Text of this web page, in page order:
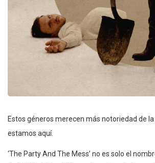
Estos géneros merecen más notoriedad de
estamos aquí.
‘The Party And The Mess’ no es solo el